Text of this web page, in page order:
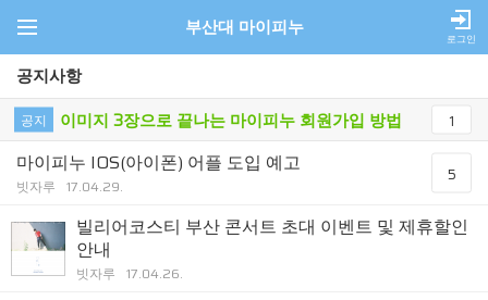
부산대 마이피누 로그인
공지사항
공지 이미지 3장으로 끝나는 마이피누 회원가입 방법 1
마이피누 IOS(아이폰) 어플 도입 예고
빗자루 17.04.29.
5
빌리어코스티 부산 콘서트 초대 이벤트 및 제휴할인
안내
빗자루 17.04.26.